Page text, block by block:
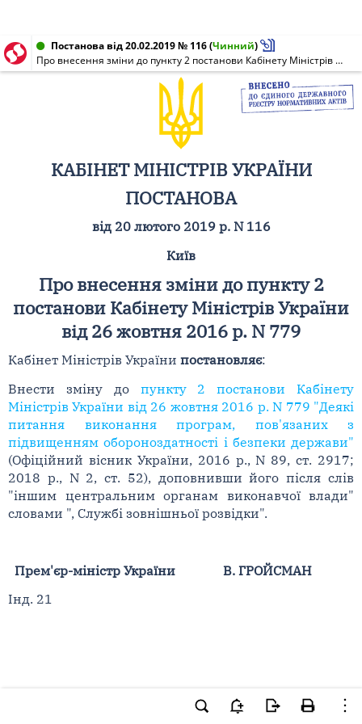
Постанова від 20.02.2019 № 116(Чинний)
Про внесення зміни до пункту 2 постанови Кабінету Міністрів України від 26 жовтня 2016 р. N 779